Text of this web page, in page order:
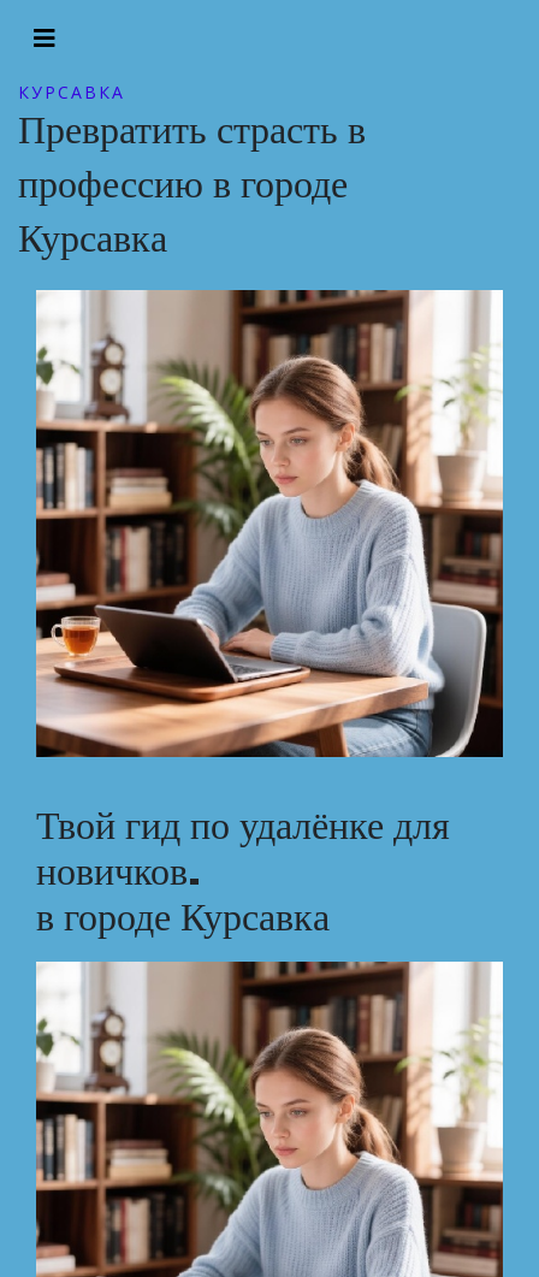
КУРСАВКА
Превратить страсть в
профессию в городе
Курсавка
Твой гид по удалёнке для
новичков.
в городе Курсавка